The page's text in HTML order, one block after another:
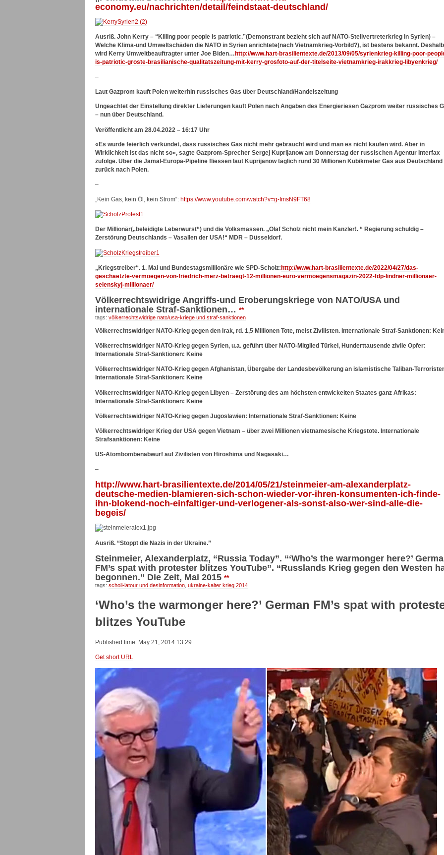
economy.eu/nachrichten/detail/feindstaat-deutschland/
Ausriß. John Kerry – “Killing poor people is patriotic.”(Demonstrant bezieht sich auf NATO-Stellvertreterkrieg in Syrien) –
Welche Klima-und Umweltschäden die NATO in Syrien anrichtete(nach Vietnamkrieg-Vorbild?), ist bestens bekannt. Deshalb
wird Kerry Umweltbeauftragter unter Joe Biden… http://www.hart-brasilientexte.de/2013/09/05/syrienkrieg-killing-poor-
is-patriotic-groste-brasilianische-qualitatszeitung-mit-kerry-grosfoto-auf-der-titelseite-vietnamkrieg-irakkrieg-libyenkrieg/
–
Laut Gazprom kauft Polen weiterhin russisches Gas über Deutschland/Handelszeitung
Ungeachtet der Einstellung direkter Lieferungen kauft Polen nach Angaben des Energieriesen Gazprom weiter russisches
– nun über Deutschland.
Veröffentlicht am 28.04.2022 – 16:17 Uhr
«Es wurde feierlich verkündet, dass russisches Gas nicht mehr gebraucht wird und man es nicht kaufen wird. Aber in
Wirklichkeit ist das nicht so», sagte Gazprom-Sprecher Sergej Kuprijanow am Donnerstag der russischen Agentur Interfax
zufolge. Über die Jamal-Europa-Pipeline fliessen laut Kuprijanow täglich rund 30 Millionen Kubikmeter Gas aus Deutschland
zurück nach Polen.
–
„Kein Gas, kein Öl, kein Strom“: https://www.youtube.com/watch?v=g-ImsN9FT68
Der Millionär(„beleidigte Leberwurst“) und die Volksmassen. „Olaf Scholz nicht mein Kanzler!. “ Regierung schuldig –
Zerstörung Deutschlands – Vasallen der USA!“ MDR – Düsseldorf.
„Kriegstreiber“. 1. Mai und Bundestagsmillionäre wie SPD-Scholz:http://www.hart-brasilientexte.de/2022/04/27/das-
geschaetzte-vermoegen-von-friedrich-merz-betraegt-12-millionen-euro-vermoegensmagazin-2022-fdp-lindner-millionaer-
selenskyj-millionaer/
Völkerrechtswidrige Angriffs-und Eroberungskriege von NATO/USA und
internationale Straf-Sanktionen… **
tags: völkerrechtswidrige nato/usa-kriege und straf-sanktionen
Völkerrechtswidriger NATO-Krieg gegen den Irak, rd. 1,5 Millionen Tote, meist Zivilisten. Internationale Straf-Sanktionen:
Völkerrechtswidriger NATO-Krieg gegen Syrien, u.a. geführt über NATO-Mitglied Türkei, Hunderttausende zivile Opfer:
Internationale Straf-Sanktionen: Keine
Völkerrechtswidriger NATO-Krieg gegen Afghanistan, Übergabe der Landesbevölkerung an islamistische Taliban-
Internationale Straf-Sanktionen: Keine
Völkerrechtswidriger NATO-Krieg gegen Libyen – Zerstörung des am höchsten entwickelten Staates ganz Afrikas:
Internationale Straf-Sanktionen: Keine
Völkerrechtswidriger NATO-Krieg gegen Jugoslawien: Internationale Straf-Sanktionen: Keine
Völkerrechtswidriger Krieg der USA gegen Vietnam – über zwei Millionen vietnamesische Kriegstote. Internationale
Strafsanktionen: Keine
US-Atombombenabwurf auf Zivilisten von Hiroshima und Nagasaki…
–
http://www.hart-brasilientexte.de/2014/05/21/steinmeier-am-alexanderplatz-
deutsche-medien-blamieren-sich-schon-wieder-vor-ihren-konsumenten-ich-finde-
ihn-blokend-noch-einfaltiger-und-verlogener-als-sonst-also-wer-sind-alle-die-
begeis/
Ausriß. “Stoppt die Nazis in der Ukraine.”
Steinmeier, Alexanderplatz, “Russia Today”. “‘Who’s the warmonger here?’
FM’s spat with protester blitzes YouTube”. “Russlands Krieg gegen den Westen
begonnen.” Die Zeit, Mai 2015 **
tags: scholl-latour und desinformation ukraine-kalter krieg 2014
‘Who’s the warmonger here?’ German FM’s spat with
blitzes YouTube
Published time: May 21, 2014 13:29
Get short URL